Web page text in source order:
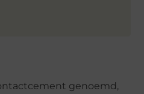
genoemd,